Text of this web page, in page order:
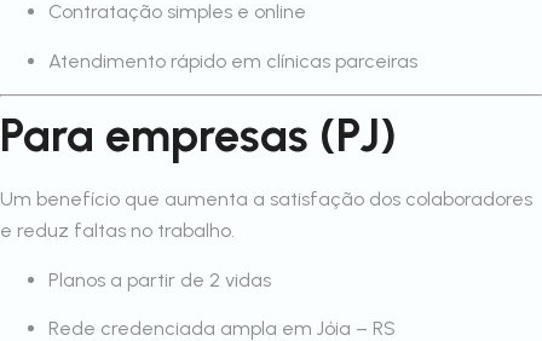
Contratação simples e online
Atendimento rápido em clínicas parceiras
Para empresas (PJ)
Um benefício que aumenta a satisfação dos colaboradores
e reduz faltas no trabalho.
Planos a partir de 2 vidas
Rede credenciada ampla em Jóia – RS